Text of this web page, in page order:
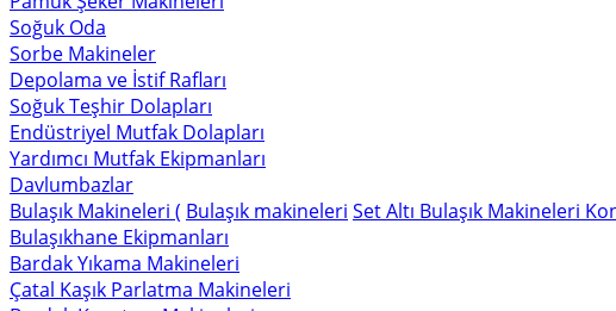
Soğuk Oda
Sorbe Makineler
Depolama ve İstif Rafları
Soğuk Teşhir Dolapları
Endüstriyel Mutfak Dolapları
Yardımcı Mutfak Ekipmanları
Davlumbazlar
Bulaşık Makineleri ( Bulaşık makineleri Set Altı Bulaşık Makineleri
Bulaşıkhane Ekipmanları
Bardak Yıkama Makineleri
Çatal Kaşık Parlatma Makineleri